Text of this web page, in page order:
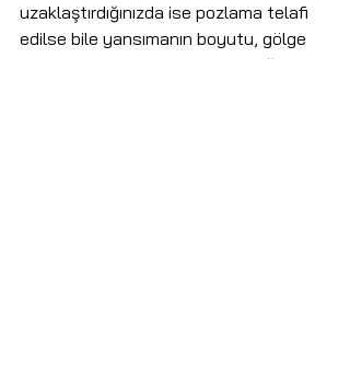
uzaklaştırdığınızda ise pozlama telafi
edilse bile yansımanın boyutu, gölge
geçişi ve ürün üzerindeki ton dağılımı